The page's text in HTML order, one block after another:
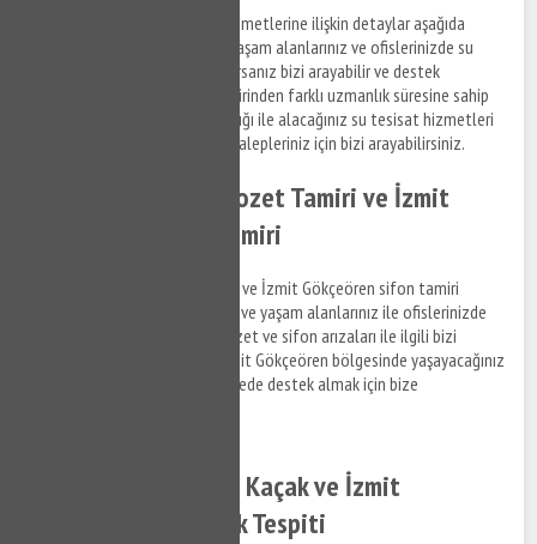
İzmit Gökçeören su tesisat hizmetlerine ilişkin detaylar aşağıda
Fıratlilandığı şekildedir. Sizde yaşam alanlarınız ve ofislerinizde su
tesisat ile ilgili bir arıza yaşıyorsanız bizi arayabilir ve destek
taleplerinizi iletebilirsiniz. Birbirinden farklı uzmanlık süresine sahip
anlaşmalı iş ortaklarımız aracılığı ile alacağınız su tesisat hizmetleri
ile ilgili bilgi almak ve destek talepleriniz için bizi arayabilirsiniz.
İzmit Gökçeören Klozet Tamiri ve İzmit
Gökçeören Sifon Tamiri
İzmit Gökçeören klozet tamiri ve İzmit Gökçeören sifon tamiri
hizmetlerine ilişkin bilgi almak ve yaşam alanlarınız ile ofislerinizde
meydana gelen su tesisat, klozet ve sifon arızaları ile ilgili bizi
arayabilir, bilgi alabilirsiniz. İzmit Gökçeören bölgesinde yaşayacağınız
su tesisat arızaları için kısa sürede destek almak için bize
İzmit Gökçeören Su Kaçak ve İzmit
Gökçeören Su Kaçak Tespiti